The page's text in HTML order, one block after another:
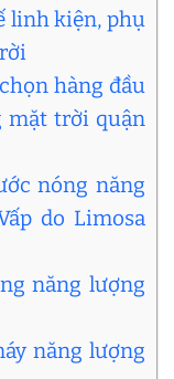
linh kiện, phụ
hàng đầu
mặt trời quận
nóng năng
do Limosa
năng lượng
năng lượng